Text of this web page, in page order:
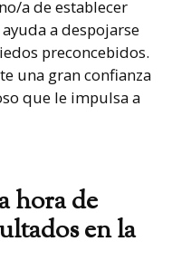
a de establecer
a despojarse
preconcebidos.
una gran confianza
que le impulsa a
hora de
en la